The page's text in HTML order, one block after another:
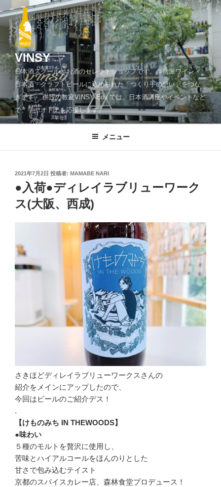
ン
ツ
へ
ッ
プ
VINSY
日本酒スクールとお酒のセレクトショップです。自然派ワイン・
日本酒・クラフトビールに込められた「つくり手の想い」をつな
ぎます。 併設の教室VINSY Edu.では、日本酒講座やイベントなど
で、学ぶオトナを応援します。
メニュー
投
日:
2021年7月2日 投稿者: MAMABE NARI
●入荷●ディレイラブリューワーク
ス(大阪、西成)
さきほどディレイラブリューワークスさんの
紹介をメインにアップしたので、
今回はビールのご紹介デス！
.
【けものみち IN THEWOODS】
●味わい
５種のモルトを贅沢に使用し、
苦味とハイアルコールをほんのりとした
甘さで包み込むテイスト
京都のスパイスカレー店、森林食堂プロデュース！